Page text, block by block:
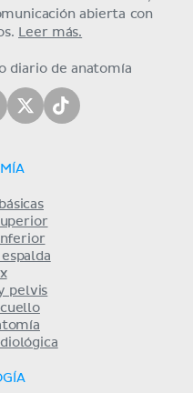
abierta con
Leer más.
diario de anatomía
pelvis
cuello